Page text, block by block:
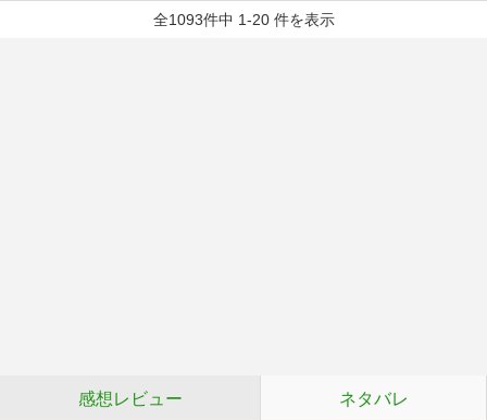
全1093件中 1-20 件を表示
感想レビュー ネタバレ